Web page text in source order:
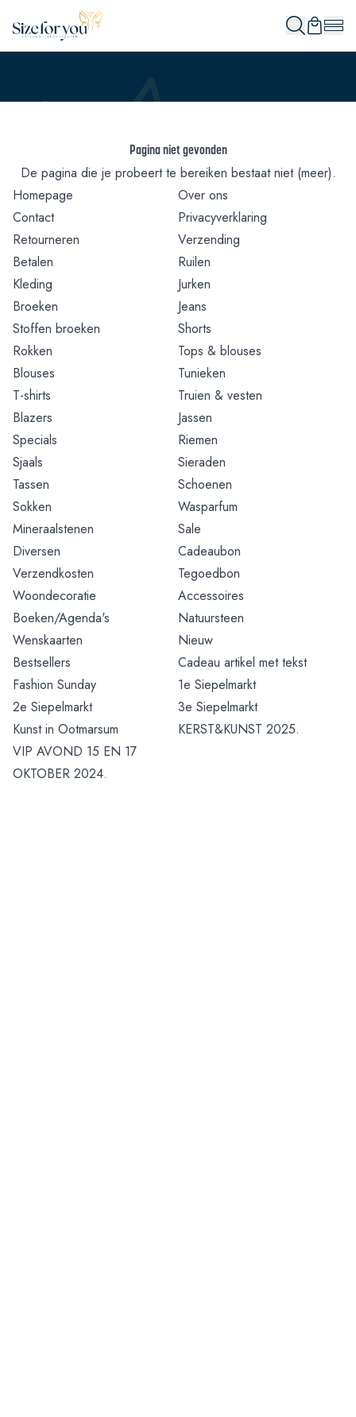
Pagina niet gevonden
De pagina die je probeert te bereiken bestaat niet (meer).
Homepage
Over ons
Contact
Privacyverklaring
Retourneren
Verzending
Betalen
Ruilen
Kleding
Jurken
Broeken
Jeans
Stoffen broeken
Shorts
Rokken
Tops & blouses
Blouses
Tunieken
T-shirts
Truien & vesten
Blazers
Jassen
Specials
Riemen
Sjaals
Sieraden
Tassen
Schoenen
Sokken
Wasparfum
Mineraalstenen
Sale
Diversen
Cadeaubon
Verzendkosten
Tegoedbon
Woondecoratie
Accessoires
Boeken/Agenda's
Natuursteen
Wenskaarten
Nieuw
Bestsellers
Cadeau artikel met tekst
Fashion Sunday
1e Siepelmarkt
2e Siepelmarkt
3e Siepelmarkt
Kunst in Ootmarsum
KERST&KUNST 2025.
VIP AVOND 15 EN 17
OKTOBER 2024.